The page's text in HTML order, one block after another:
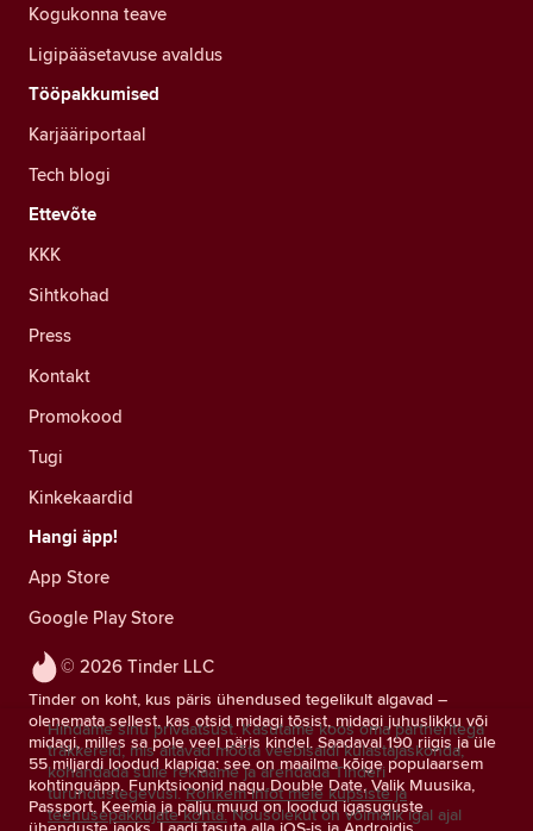
© 2026 Tinder LLC
Tinder on koht, kus päris ühendused tegelikult algavad –
olenemata sellest, kas otsid midagi tõsist, midagi juhuslikku või
midagi, milles sa pole veel päris kindel. Saadaval 190 riigis ja üle
55 miljardi loodud klapiga: see on maailma kõige populaarsem
kohtinguäpp. Funktsioonid nagu Double Date, Valik Muusika,
Passport, Keemia ja palju muud on loodud igasuguste
Kogukonna teave
Ligipääsetavuse avaldus
Tööpakkumised
Karjääriportaal
Tech blogi
Ettevõte
KKK
Sihtkohad
Press
Kontakt
Promokood
Tugi
Kinkekaardid
Hangi äpp!
App Store
Google Play Store
Hindame sinu privaatsust. Kasutame koos oma partneritega
träkkereid, mis aitavad mõõta veebisaidi külastajaskonda,
kohandada sulle reklaame ja arendada Tinderi
turundustegevusi. Rohkem infot meie küpsiste ja
teenusepakkujate kohta. Nõusolekut on võimalik igal ajal